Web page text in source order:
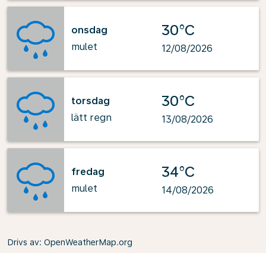
onsdag
mulet
30°C
12/08/2026
torsdag
lätt regn
30°C
13/08/2026
fredag
mulet
34°C
14/08/2026
Drivs av: OpenWeatherMap.org